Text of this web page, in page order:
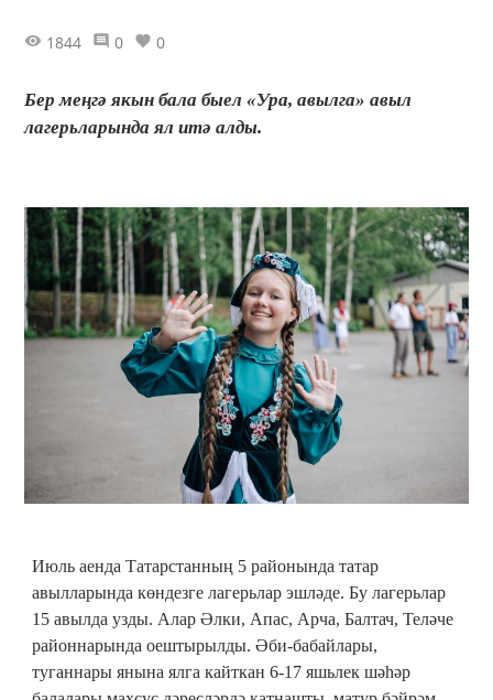
1844 0 0
Бер меңгә якын бала быел «Ура, авылга» авыл
лагерьларында ял итә алды.
Июль аенда Татарстанның 5 районында татар
авылларында көндезге лагерьлар эшләде. Бу лагерьлар
15 авылда узды. Алар Әлки, Апас, Арча, Балтач, Теләче
районнарында оештырылды. Әби-бабайлары,
туганнары янына ялга кайткан 6-17 яшьлек шәһәр